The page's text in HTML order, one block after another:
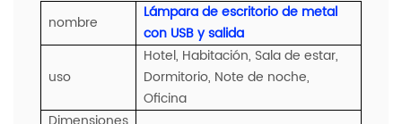
nombre
Lámpara de escritorio de metal
con USB y salida
uso
Hotel, Habitación, Sala de estar,
Dormitorio, Note de noche,
Oficina